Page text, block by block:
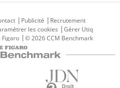
Publicité
Recrutement
les cookies
Gérer Utiq
Figaro © 2026 CCM Benchmark